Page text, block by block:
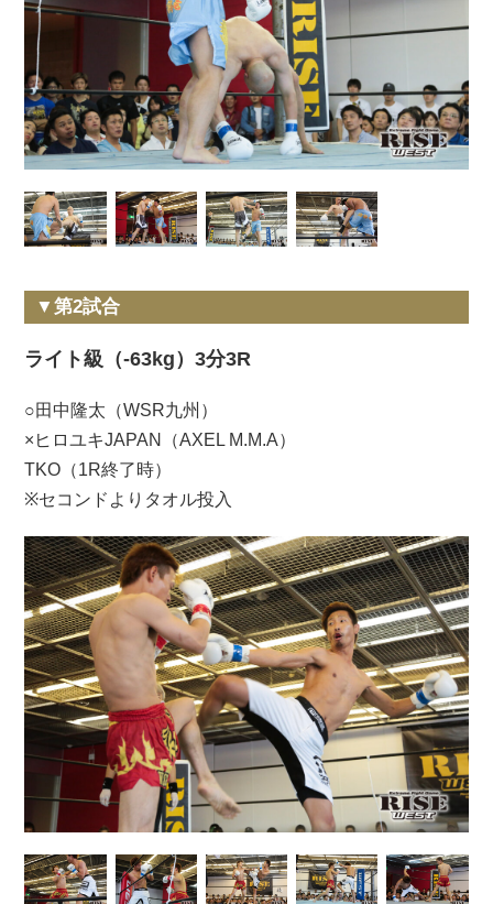
▼第2試合
ライト級（-63kg）3分3R
○田中隆太（WSR九州）
×ヒロユキJAPAN（AXEL M.M.A）
TKO（1R終了時）
※セコンドよりタオル投入